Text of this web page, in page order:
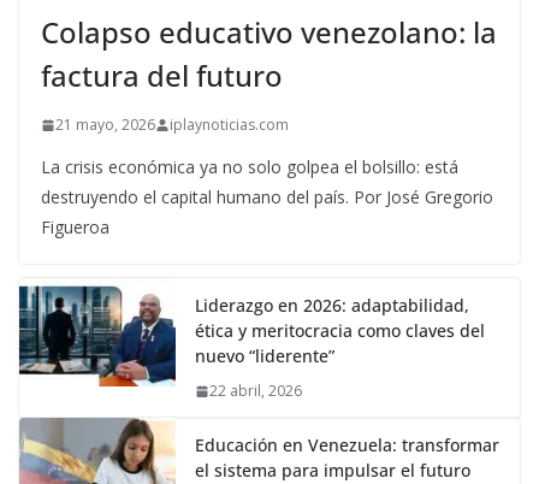
Colapso educativo venezolano: la
factura del futuro
21 mayo, 2026 iplaynoticias.com
La crisis económica ya no solo golpea el bolsillo: está
destruyendo el capital humano del país. Por José Gregorio
Figueroa
Liderazgo en 2026: adaptabilidad,
ética y meritocracia como claves del
nuevo “liderente”
22 abril, 2026
Educación en Venezuela: transformar
el sistema para impulsar el futuro